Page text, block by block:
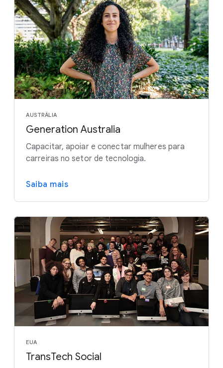
AUSTRÁLIA
Generation Australia
Capacitar, apoiar e conectar mulheres para
carreiras no setor de tecnologia.
Saiba mais
EUA
TransTech Social